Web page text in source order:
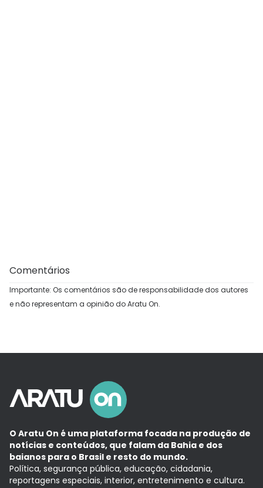
Comentários
Importante: Os comentários são de responsabilidade dos autores
e não representam a opinião do Aratu On.
O Aratu On é uma plataforma focada na produção de
notícias e conteúdos, que falam da Bahia e dos
baianos para o Brasil e resto do mundo.
Política, segurança pública, educação, cidadania,
reportagens especiais, interior, entretenimento e cultura.